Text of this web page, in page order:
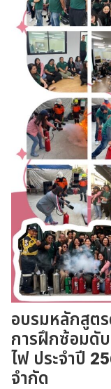
อบรมหลักสูต
การฝึกซ้อมดั
ไฟ ประจำปี
จำกัด